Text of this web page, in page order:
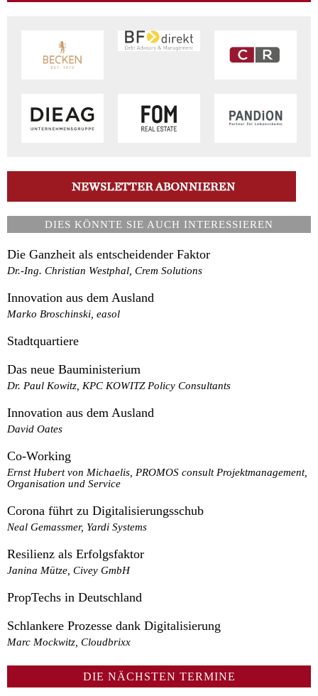
DIES KÖNNTE SIE AUCH INTERESSIEREN
Die Ganzheit als entscheidender Faktor
Dr.-Ing. Christian Westphal, Crem Solutions
Innovation aus dem Ausland
Marko Broschinski, easol
Stadtquartiere
Das neue Bauministerium
Dr. Paul Kowitz, KPC KOWITZ Policy Consultants
Innovation aus dem Ausland
David Oates
Co-Working
Ernst Hubert von Michaelis, PROMOS consult Projektmanagement,
Organisation und Service
Corona führt zu Digitalisierungsschub
Neal Gemassmer, Yardi Systems
Resilienz als Erfolgsfaktor
Janina Mütze, Civey GmbH
PropTechs in Deutschland
Schlankere Prozesse dank Digitalisierung
Marc Mockwitz, Cloudbrixx
DIE NÄCHSTEN TERMINE